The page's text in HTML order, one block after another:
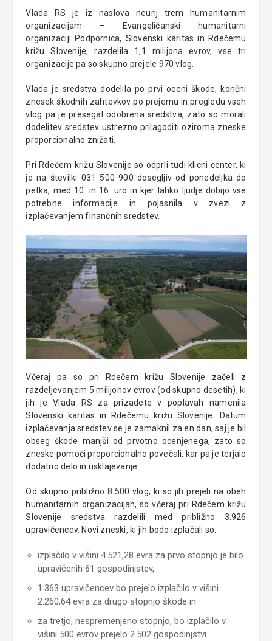
Vlada RS je iz naslova neurij trem humanitarnim
organizacijam – Evangeličanski humanitarni
organizaciji Podpornica, Slovenski karitas in Rdečemu
križu Slovenije, razdelila 1,1 milijona evrov, vse tri
organizacije pa so skupno prejele 970 vlog.
Vlada je sredstva dodelila po prvi oceni škode, končni
znesek škodnih zahtevkov po prejemu in pregledu vseh
vlog pa je presegal odobrena sredstva, zato so morali
dodelitev sredstev ustrezno prilagoditi oziroma zneske
proporcionalno znižati.
Pri Rdečem križu Slovenije so odprli tudi klicni center, ki
je na številki 031 500 900 dosegljiv od ponedeljka do
petka, med 10. in 16. uro in kjer lahko ljudje dobijo vse
potrebne informacije in pojasnila v zvezi z
izplačevanjem finančnih sredstev.
Včeraj pa so pri Rdečem križu Slovenije začeli z
razdeljevanjem 5 milijonov evrov (od skupno desetih), ki
jih je Vlada RS za prizadete v poplavah namenila
Slovenski karitas in Rdečemu križu Slovenije. Datum
izplačevanja sredstev se je zamaknil za en dan, saj je bil
obseg škode manjši od prvotno ocenjenega, zato so
zneske pomoči proporcionalno povečali, kar pa je terjalo
dodatno delo in usklajevanje.
Od skupno približno 8.500 vlog, ki so jih prejeli na obeh
humanitarnih organizacijah, so včeraj pri Rdečem križu
Slovenije sredstva razdelili med približno 3.926
upravičencev. Novi zneski, ki jih bodo izplačali so:
izplačilo v višini 4.521,28 evra za prvo stopnjo je bilo
upravičenih 61 gospodinjstev,
1.363 upravičencev bo prejelo izplačilo v višini
2.260,64 evra za drugo stopnjo škode in
za tretjo, nespremenjeno stopnjo, bo izplačilo v
višini 500 evrov prejelo 2.502 gospodinjstvi.